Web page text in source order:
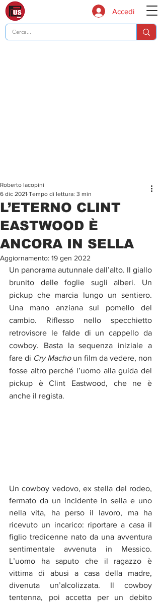
Accedi
L’ETERNO CLINT
EASTWOOD È
ANCORA IN SELLA
Roberto Iacopini
6 dic 2021 Tempo di lettura: 3 min
Aggiornamento: 19 gen 2022
Un panorama autunnale dall’alto. Il giallo
brunito delle foglie sugli alberi. Un
pickup che marcia lungo un sentiero.
Una mano anziana sul pomello del
cambio. Riflesso nello specchietto
retrovisore le falde di un cappello da
cowboy. Basta la sequenza iniziale a
fare di Cry Macho un film da vedere, non
fosse altro perché l’uomo alla guida del
pickup è Clint Eastwood, che ne è
anche il regista.
Un cowboy vedovo, ex stella del rodeo,
fermato da un incidente in sella e uno
nella vita, ha perso il lavoro, ma ha
ricevuto un incarico: riportare a casa il
figlio tredicenne nato da una avventura
sentimentale avvenuta in Messico.
L’uomo ha saputo che il ragazzo è
vittima di abusi a casa della madre,
divenuta un’alcolizzata. Il cowboy
tentenna, poi accetta per un debito